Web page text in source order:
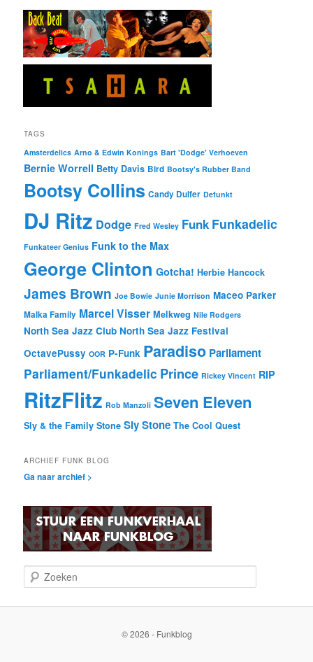
TAGS
Amsterdelics Arno & Edwin Konings Bart 'Dodge' Verhoeven
Bernie Worrell Betty Davis Bird Bootsy's Rubber Band
Bootsy Collins Candy Dulfer Defunkt
DJ Ritz Dodge Fred Wesley Funk Funkadelic
Funkateer Genius Funk to the Max
George Clinton Gotcha! Herbie Hancock
James Brown Joe Bowie Junie Morrison Maceo Parker
Malka Family Marcel Visser Melkweg Nile Rodgers
North Sea Jazz Club North Sea Jazz Festival
OctavePussy OOR P-Funk Paradiso Parliament
Parliament/Funkadelic Prince Rickey Vincent RIP
RitzFlitz Rob Manzoli Seven Eleven
Sly & the Family Stone Sly Stone The Cool Quest
ARCHIEF FUNK BLOG
Ga naar archief >
o
© 2026 - Funkblog